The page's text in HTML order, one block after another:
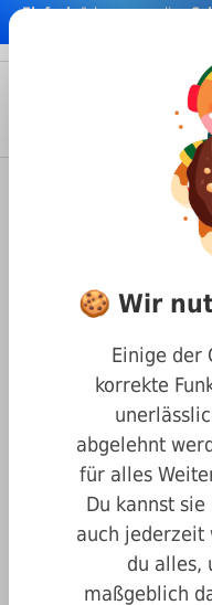
springen
Einfach& bequem online
Befestigungstechnik
Holzschrauben/
ISO 14585 Linsenkopf
Linsen
7981
🍪 Wir
Einige der
korrekte
abgelehnt
für alles
Du kannst
auch jederzeit
du alles,
maßgeblich